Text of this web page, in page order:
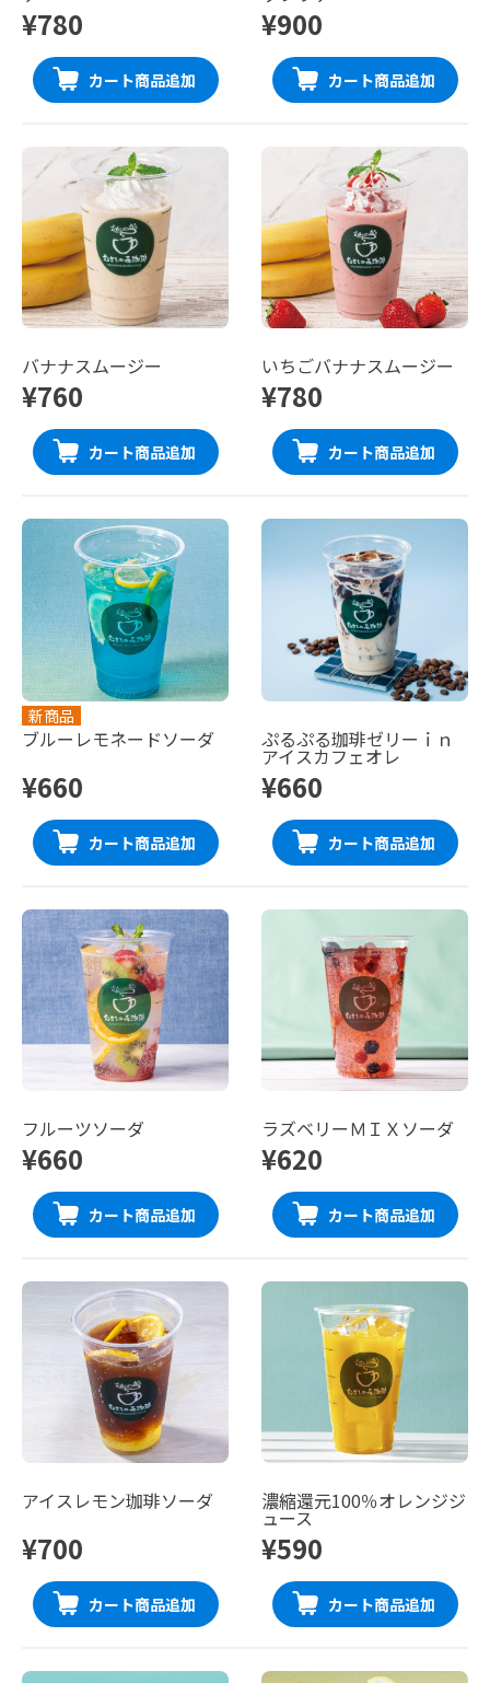
¥780
カート商品追加
¥900
カート商品追加
バナナスムージー
¥760
カート商品追加
いちごバナナスムージー
¥780
カート商品追加
新商品
ブルーレモネードソーダ
¥660
カート商品追加
ぷるぷる珈琲ゼリーｉｎ
アイスカフェオレ
¥660
カート商品追加
フルーツソーダ
¥660
カート商品追加
ラズベリーＭＩＸソーダ
¥620
カート商品追加
アイスレモン珈琲ソーダ
¥700
カート商品追加
濃縮還元100％オレンジジ
ュース
¥590
カート商品追加